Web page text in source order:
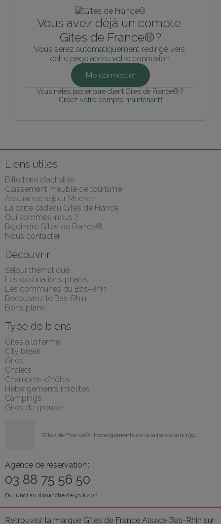
Vous avez déjà un compte
Gîtes de France® ?
Vous serez automatiquement redirigé vers
cette page après votre connexion.
Me connecter
Vous n’êtes pas encore client Gîtes de France® ?
Créez votre compte maintenant !
Liens utiles
Billetterie d'activités
Classement meublé de tourisme
Assurance séjour Meetch
La carte cadeau Gîtes de France
Qui sommes-nous ?
Rejoindre Gîtes de France®
Nous contacter
Découvrir
Séjour thématique
Les destinations phares
Les communes du Bas-Rhin
Découvrez le Bas-Rhin !
Bons plans
Type de biens
Gîtes à la ferme
City break
Gîtes
Chalets
Chambres d'hôtes
Hébergements insolites
Campings
Gîtes de groupe
Gîtes de France® : hébergements de qualité depuis 1951
Agence de réservation :
03 88 75 56 50
Du lundi au dimanche de 9h à 20h
Retrouvez la marque Gîtes de France Alsace Bas-Rhin sur